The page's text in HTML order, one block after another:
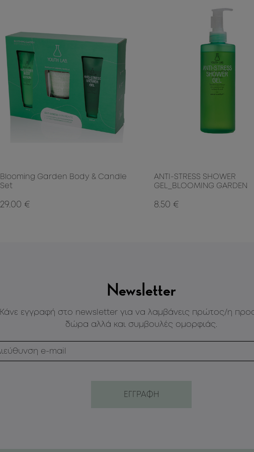
Blooming Garden Body & Candle
Set
29.00 €
ANTI-STRESS SHOWER
GEL_BLOOMING GARDEN
8.50 €
Newsletter
Κάνε εγγραφή στο newsletter για να λαμβάνεις πρώτος/η
δώρα αλλά και συμβουλές ομορφιάς.